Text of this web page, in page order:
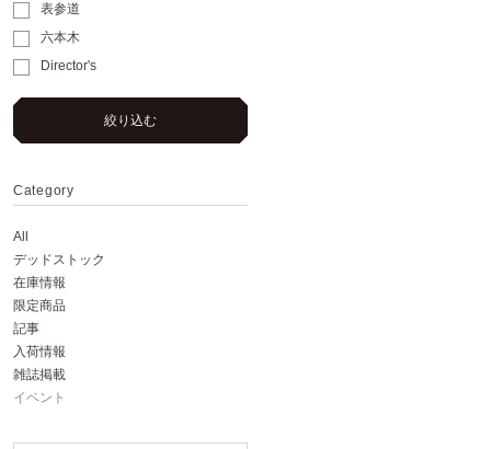
表参道
六本木
Director's
絞り込む
Category
All
デッドストック
在庫情報
限定商品
記事
入荷情報
雑誌掲載
イベント